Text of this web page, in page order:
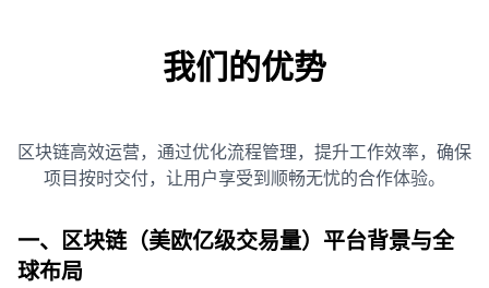
我们的优势
区块链高效运营，通过优化流程管理，提升工作效率，确保
项目按时交付，让用户享受到顺畅无忧的合作体验。
一、区块链（美欧亿级交易量）平台背景与全
球布局